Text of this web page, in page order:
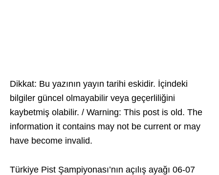
Dikkat: Bu yazının yayın tarihi eskidir. İçindeki
bilgiler güncel olmayabilir veya geçerliliğini
kaybetmiş olabilir. / Warning: This post is old. The
information it contains may not be current or may
have become invalid.
Türkiye Pist Şampiyonası’nın açılış ayağı 06-07